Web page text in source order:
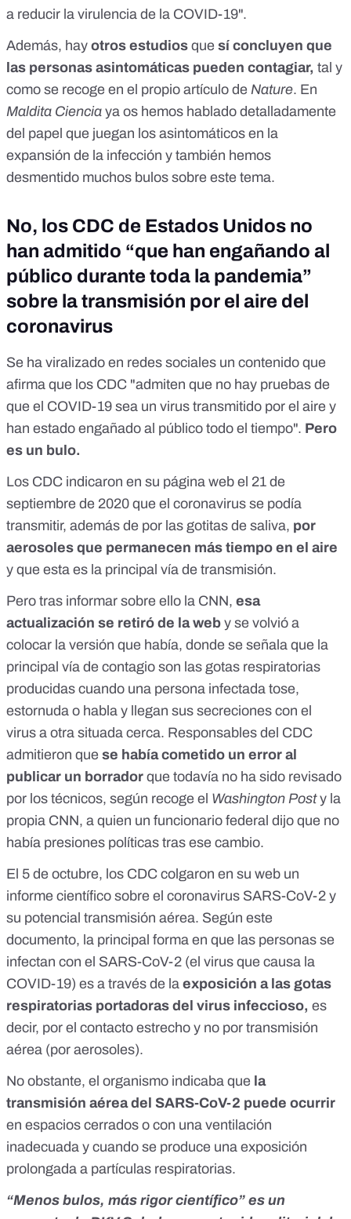
a reducir la virulencia de la COVID-19".
Además, hay otros estudios que sí concluyen que
las personas asintomáticas pueden contagiar, tal y
como se recoge en el propio artículo de Nature. En
Maldita Ciencia ya os hemos hablado detalladamente
del papel que juegan los asintomáticos en la
expansión de la infección y también hemos
desmentido muchos bulos sobre este tema.
No, los CDC de Estados Unidos no
han admitido “que han engañando al
público durante toda la pandemia”
sobre la transmisión por el aire del
coronavirus
Se ha viralizado en redes sociales un contenido que
afirma que los CDC "admiten que no hay pruebas de
que el COVID-19 sea un virus transmitido por el aire y
han estado engañado al público todo el tiempo". Pero
es un bulo.
Los CDC indicaron en su página web el 21 de
septiembre de 2020 que el coronavirus se podía
transmitir, además de por las gotitas de saliva, por
aerosoles que permanecen más tiempo en el aire
y que esta es la principal vía de transmisión.
Pero tras informar sobre ello la CNN, esa
actualización se retiró de la web y se volvió a
colocar la versión que había, donde se señala que la
principal vía de contagio son las gotas respiratorias
producidas cuando una persona infectada tose,
estornuda o habla y llegan sus secreciones con el
virus a otra situada cerca. Responsables del CDC
admitieron que se había cometido un error al
publicar un borrador que todavía no ha sido revisado
por los técnicos, según recoge el Washington Post y la
propia CNN, a quien un funcionario federal dijo que no
había presiones políticas tras ese cambio.
El 5 de octubre, los CDC colgaron en su web un
informe científico sobre el coronavirus SARS-CoV-2 y
su potencial transmisión aérea. Según este
documento, la principal forma en que las personas se
infectan con el SARS-CoV-2 (el virus que causa la
COVID-19) es a través de la exposición a las gotas
respiratorias portadoras del virus infeccioso, es
decir, por el contacto estrecho y no por transmisión
aérea (por aerosoles).
No obstante, el organismo indicaba que la
transmisión aérea del SARS-CoV-2 puede ocurrir
en espacios cerrados o con una ventilación
inadecuada y cuando se produce una exposición
prolongada a partículas respiratorias.
“Menos bulos, más rigor científico” es un